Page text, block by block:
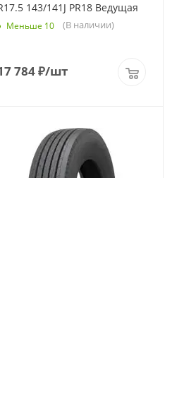
143/141J PR18 Ведущая
Меньше 10 (В наличии)
784₽/шт